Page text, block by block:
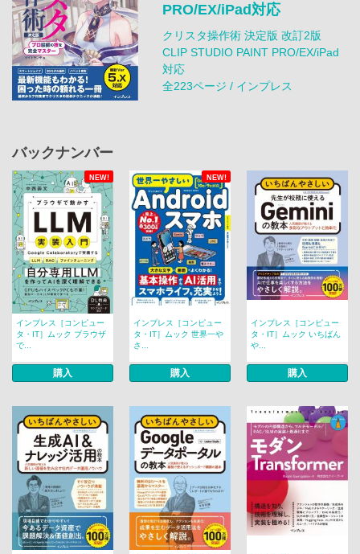
PRO/EX/iPad対応
クリスタ操作術 決定版 改訂2版
CLIP STUDIO PAINT PRO/EX/iPad
対応
全223ページ / インプレス
バックナンバー
NEW! NEW!
インプレス［コンピュー
タ・IT］ムック ブラウザ
で...
購入
インプレス［コンピュー
タ・IT］ムック 世界一や
さ...
購入
インプレス［コンピュー
タ・IT］ムック いちばん
や...
購入